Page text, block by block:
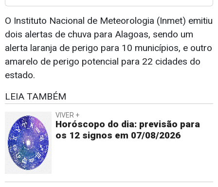
O Instituto Nacional de Meteorologia (Inmet) emitiu
dois alertas de chuva para Alagoas, sendo um
alerta laranja de perigo para 10 municípios, e outro
amarelo de perigo potencial para 22 cidades do
estado.
LEIA TAMBÉM
VIVER +
Horóscopo do dia: previsão para
os 12 signos em 07/08/2026